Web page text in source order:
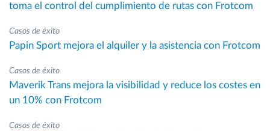
toma el control del cumplimiento de rutas con Frotcom
Casos de éxito
Papin Sport mejora el alquiler y la asistencia con Frotcom
Casos de éxito
Maverik Trans mejora la visibilidad y reduce los costes en
un 10% con Frotcom
Casos de éxito